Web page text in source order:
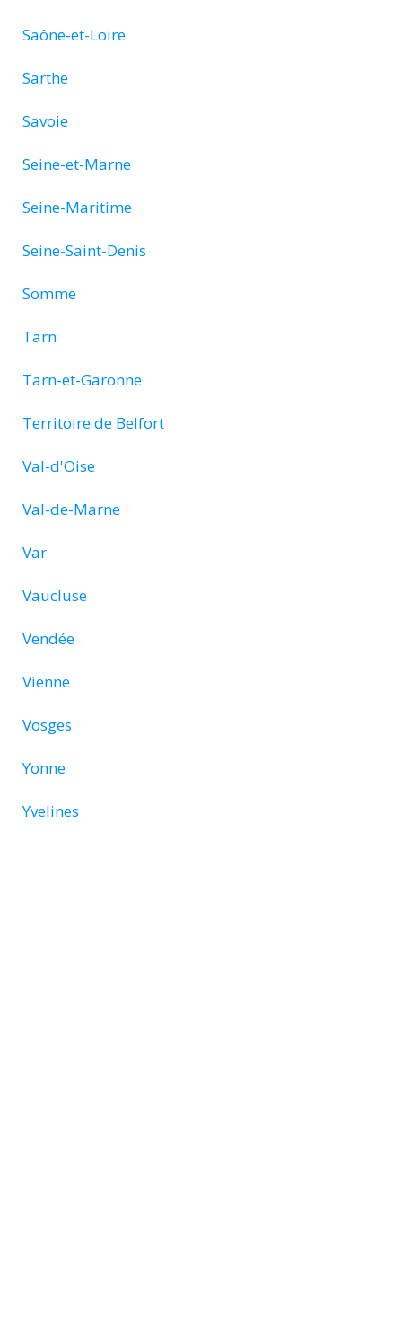
Saône-et-Loire
Sarthe
Savoie
Seine-et-Marne
Seine-Maritime
Seine-Saint-Denis
Somme
Tarn
Tarn-et-Garonne
Territoire de Belfort
Val-d'Oise
Val-de-Marne
Var
Vaucluse
Vendée
Vienne
Vosges
Yonne
Yvelines